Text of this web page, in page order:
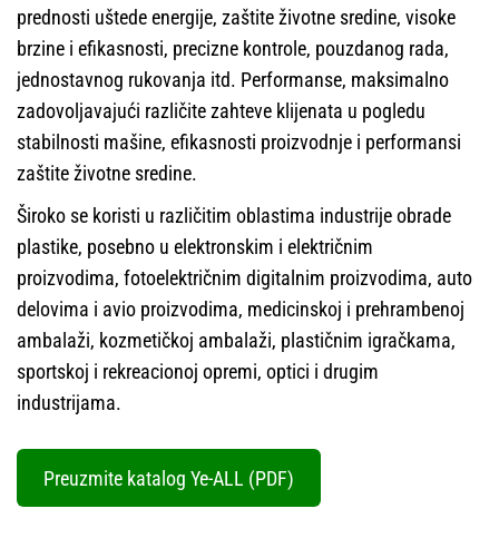
prednosti uštede energije, zaštite životne sredine, visoke
brzine i efikasnosti, precizne kontrole, pouzdanog rada,
jednostavnog rukovanja itd. Performanse, maksimalno
zadovoljavajući različite zahteve klijenata u pogledu
stabilnosti mašine, efikasnosti proizvodnje i performansi
zaštite životne sredine.
Široko se koristi u različitim oblastima industrije obrade
plastike, posebno u elektronskim i električnim
proizvodima, fotoelektričnim digitalnim proizvodima, auto
delovima i avio proizvodima, medicinskoj i prehrambenoj
ambalaži, kozmetičkoj ambalaži, plastičnim igračkama,
sportskoj i rekreacionoj opremi, optici i drugim
industrijama.
Preuzmite katalog Ye-ALL (PDF)